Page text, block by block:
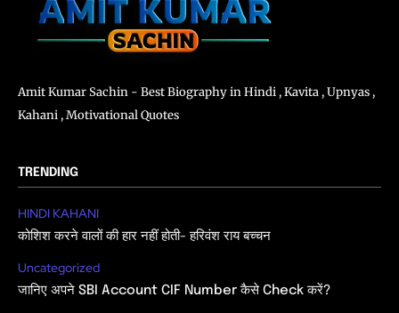
Amit Kumar Sachin - Best Biography in Hindi , Kavita , Upnyas ,
Kahani , Motivational Quotes
TRENDING
HINDI KAHANI
कोशिश करने वालों की हार नहीं होती- हरिवंश राय बच्चन
Uncategorized
जानिए अपने SBI Account CIF Number कैसे Check करें?